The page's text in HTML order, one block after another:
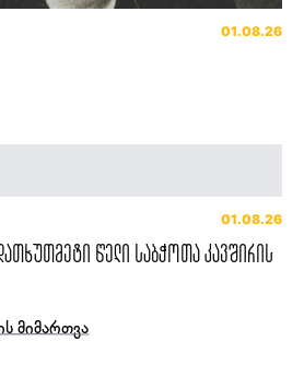
01.08.26
01.08.26
წელი საბჭოთა კავშირის
მიმართვა